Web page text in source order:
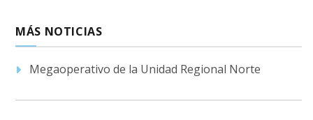
MÁS NOTICIAS
Megaoperativo de la Unidad Regional Norte